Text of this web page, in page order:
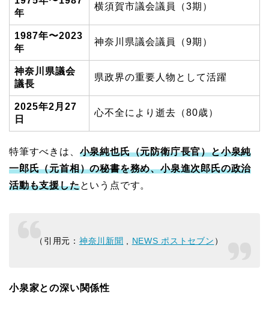
年
横須賀市議会議員（3期）
1987年〜2023
年
神奈川県議会議員（9期）
神奈川県議会
議長
県政界の重要人物として活躍
2025年2月27
日
心不全により逝去（80歳）
特筆すべきは、 小泉純也氏（元防衛庁長官）と小泉純
一郎氏（元首相）の秘書を務め、小泉進次郎氏の政治
活動も支援したという点です。
（引用元： 神奈川新聞 NEWS ポストセブン ）
小泉家との深い関係性